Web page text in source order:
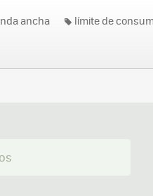
ancha límite de